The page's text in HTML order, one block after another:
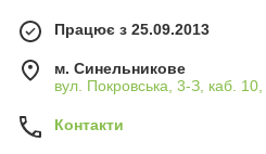
Працює з 25.09.2013
м. Синельникове
вул. Покровська, 3-З, каб.
Контакти